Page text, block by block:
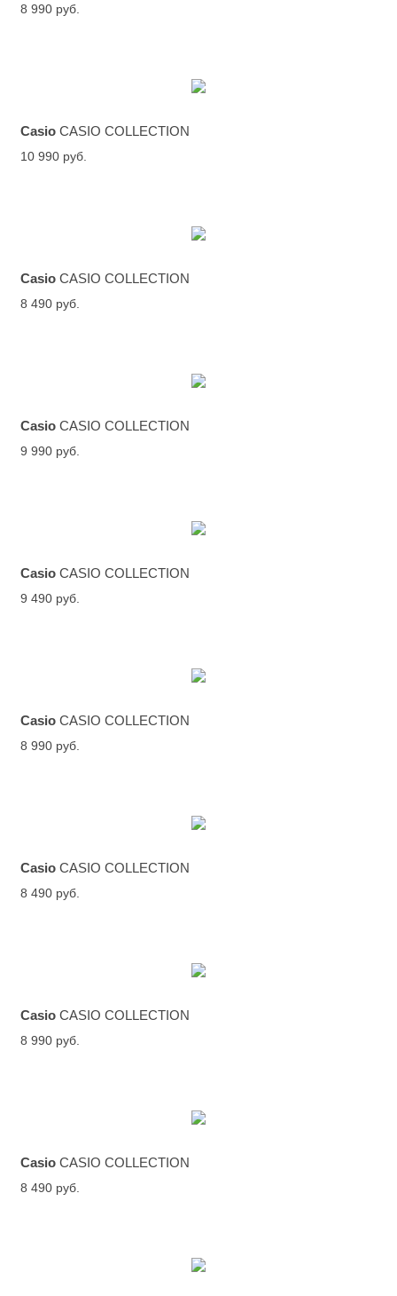
8 990 руб.
Casio CASIO COLLECTION
10 990 руб.
Casio CASIO COLLECTION
8 490 руб.
Casio CASIO COLLECTION
9 990 руб.
Casio CASIO COLLECTION
9 490 руб.
Casio CASIO COLLECTION
8 990 руб.
Casio CASIO COLLECTION
8 490 руб.
Casio CASIO COLLECTION
8 990 руб.
Casio CASIO COLLECTION
8 490 руб.